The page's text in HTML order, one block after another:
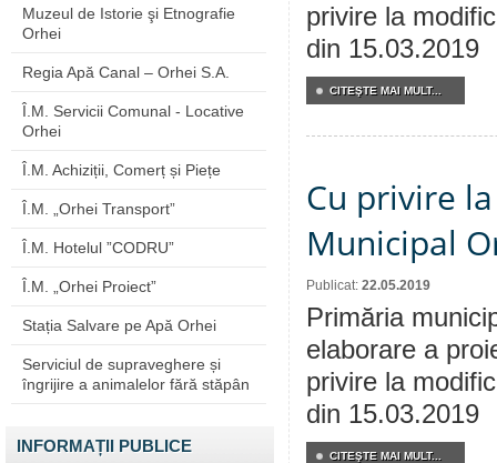
Muzeul de Istorie şi Etnografie
Orhei
Regia Apă Canal – Orhei S.A.
Î.M. Servicii Comunal - Locative
Orhei
Î.M. Achiziții, Comerț și Piețe
Î.M. „Orhei Transport”
Î.M. Hotelul ”CODRU”
Î.M. „Orhei Proiect”
Stația Salvare pe Apă Orhei
Serviciul de supraveghere și
îngrijire a animalelor fără stăpân
INFORMAȚII PUBLICE
privire la
din 15.03.2019
CITEŞTE MAI MULT...
Cu privire
Municipal
Publicat: 22.05.2019
Primăria
elaborare a
privire la
din 15.03.2019
CITEŞTE MAI MULT...